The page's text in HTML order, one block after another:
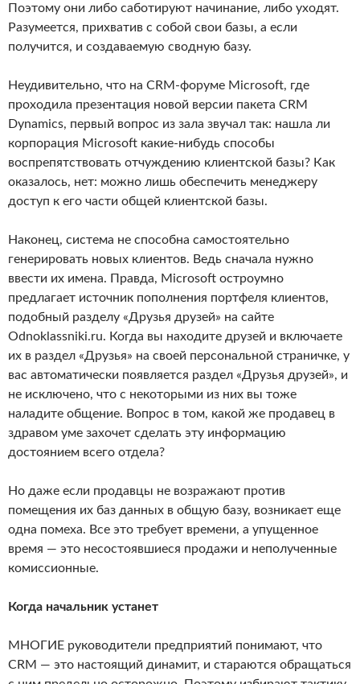
Поэтому они либо саботируют начинание, либо уходят.
Разумеется, прихватив с собой свои базы, а если
получится, и создаваемую сводную базу.
Неудивительно, что на CRM-форуме Microsoft, где
проходила презентация новой версии пакета CRM
Dynamics, первый вопрос из зала звучал так: нашла ли
корпорация Microsoft какие-нибудь способы
воспрепятствовать отчуждению клиентской базы? Как
оказалось, нет: можно лишь обеспечить менеджеру
доступ к его части общей клиентской базы.
Наконец, система не способна самостоятельно
генерировать новых клиентов. Ведь сначала нужно
ввести их имена. Правда, Microsoft остроумно
предлагает источник пополнения портфеля клиентов,
подобный разделу «Друзья друзей» на сайте
Odnoklassniki.ru. Когда вы находите друзей и включаете
их в раздел «Друзья» на своей персональной страничке, у
вас автоматически появляется раздел «Друзья друзей», и
не исключено, что с некоторыми из них вы тоже
наладите общение. Вопрос в том, какой же продавец в
здравом уме захочет сделать эту информацию
достоянием всего отдела?
Но даже если продавцы не возражают против
помещения их баз данных в общую базу, возникает еще
одна помеха. Все это требует времени, а упущенное
время — это несостоявшиеся продажи и неполученные
комиссионные.
Когда начальник устанет
МНОГИЕ руководители предприятий понимают, что
CRM — это настоящий динамит, и стараются обращаться